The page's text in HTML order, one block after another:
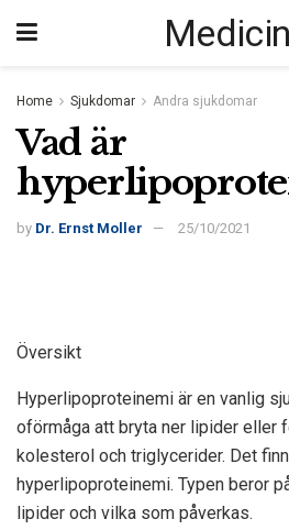
Home Sjukdomar Andra sjukdomar
Vad är
by Dr. Ernst Moller 25/10/2021
Översikt
Hyperlipoproteinemi är en vanlig
oförmåga att bryta ner lipider eller
kolesterol och triglycerider. Det
hyperlipoproteinemi. Typen beror
lipider och vilka som påverkas.